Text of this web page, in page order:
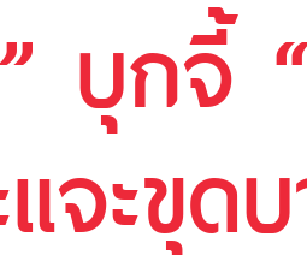
” บุกจี้
จะขุด